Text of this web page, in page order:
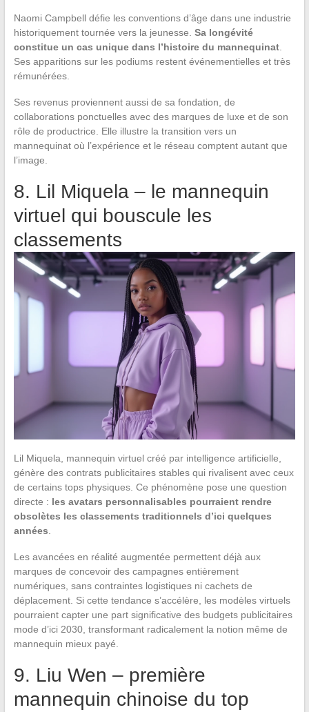
Naomi Campbell défie les conventions d’âge dans une industrie
historiquement tournée vers la jeunesse. Sa longévité
constitue un cas unique dans l’histoire du mannequinat.
Ses apparitions sur les podiums restent événementielles et très
rémunérées.
Ses revenus proviennent aussi de sa fondation, de
collaborations ponctuelles avec des marques de luxe et de son
rôle de productrice. Elle illustre la transition vers un
mannequinat où l’expérience et le réseau comptent autant que
l’image.
8. Lil Miquela – le mannequin
virtuel qui bouscule les
classements
Lil Miquela, mannequin virtuel créé par intelligence artificielle,
génère des contrats publicitaires stables qui rivalisent avec ceux
de certains tops physiques. Ce phénomène pose une question
directe : les avatars personnalisables pourraient rendre
obsolètes les classements traditionnels d’ici quelques
années.
Les avancées en réalité augmentée permettent déjà aux
marques de concevoir des campagnes entièrement
numériques, sans contraintes logistiques ni cachets de
déplacement. Si cette tendance s’accélère, les modèles virtuels
pourraient capter une part significative des budgets publicitaires
mode d’ici 2030, transformant radicalement la notion même de
mannequin mieux payé.
9. Liu Wen – première
mannequin chinoise du top